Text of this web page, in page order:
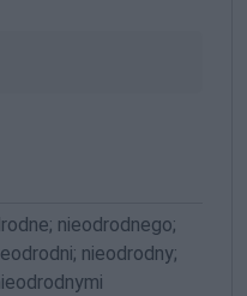
nieodrodnego;
nieodrodny;